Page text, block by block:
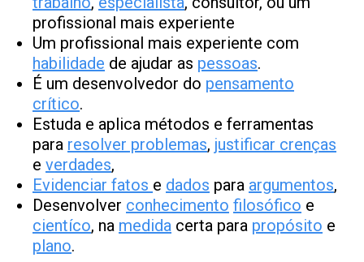
profissional mais experiente
Um profissional mais experiente com
habilidade de ajudar as pessoas.
É um desenvolvedor do pensamento
crítico.
Estuda e aplica métodos e ferramentas
para resolver problemas, justificar crenças
e verdades,
Evidenciar fatos e dados para argumentos,
Desenvolver conhecimento filosófico e
cientíco, na medida certa para propósito e
plano.